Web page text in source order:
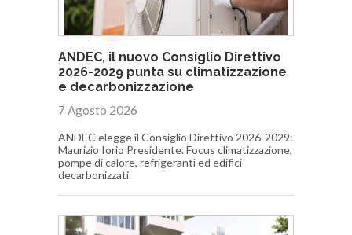
ANDEC, il nuovo Consiglio Direttivo
2026-2029 punta su climatizzazione
e decarbonizzazione
7 Agosto 2026
ANDEC elegge il Consiglio Direttivo 2026-2029:
Maurizio Iorio Presidente. Focus climatizzazione,
pompe di calore, refrigeranti ed edifici
decarbonizzati.